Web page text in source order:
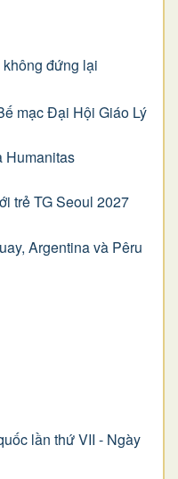
đứng lại
mạc Đại Hội Giáo Lý
Humanitas
trẻ TG Seoul 2027
Argentina và Pêru
lần thứ VII - Ngày